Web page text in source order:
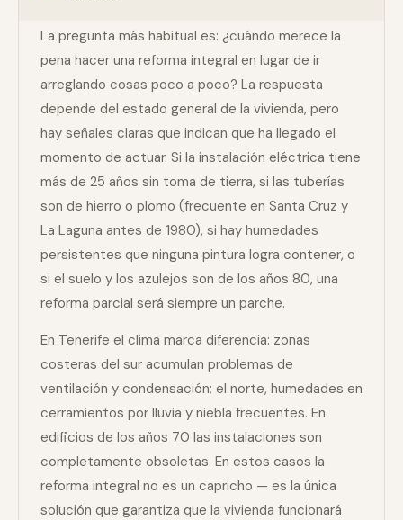
La pregunta más habitual es: ¿cuándo merece la
pena hacer una reforma integral en lugar de ir
arreglando cosas poco a poco? La respuesta
depende del estado general de la vivienda, pero
hay señales claras que indican que ha llegado el
momento de actuar. Si la instalación eléctrica tiene
más de 25 años sin toma de tierra, si las tuberías
son de hierro o plomo (frecuente en Santa Cruz y
La Laguna antes de 1980), si hay humedades
persistentes que ninguna pintura logra contener, o
si el suelo y los azulejos son de los años 80, una
reforma parcial será siempre un parche.
En Tenerife el clima marca diferencia: zonas
costeras del sur acumulan problemas de
ventilación y condensación; el norte, humedades en
cerramientos por lluvia y niebla frecuentes. En
edificios de los años 70 las instalaciones son
completamente obsoletas. En estos casos la
reforma integral no es un capricho — es la única
solución que garantiza que la vivienda funcionará